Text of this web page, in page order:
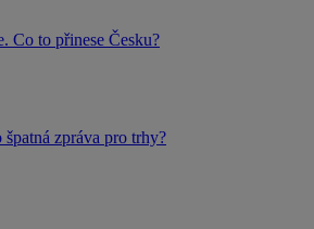
Co to přinese Česku?
zpráva pro trhy?